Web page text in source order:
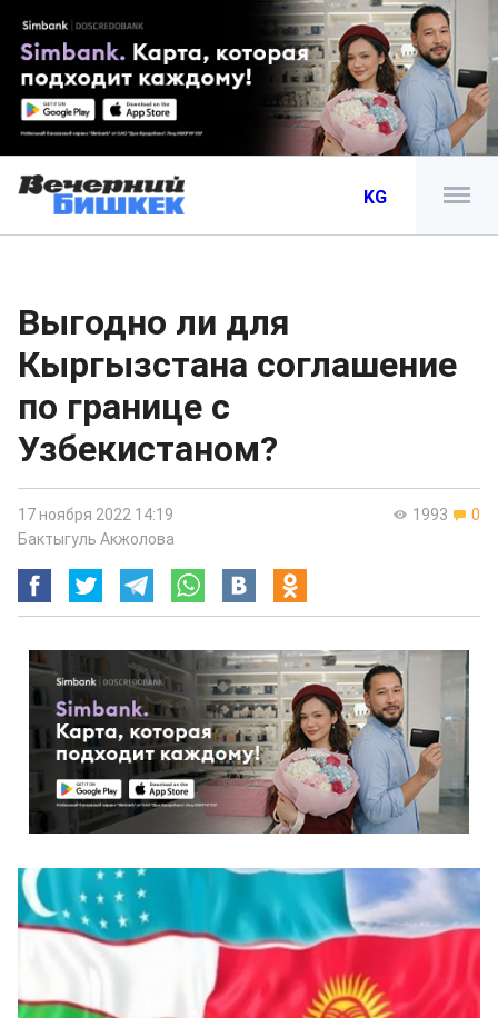
KG
Выгодно ли для
Кыргызстана соглашение
по границе с
Узбекистаном?
1993 0
17 ноября 2022 14:19
Бактыгуль Акжолова